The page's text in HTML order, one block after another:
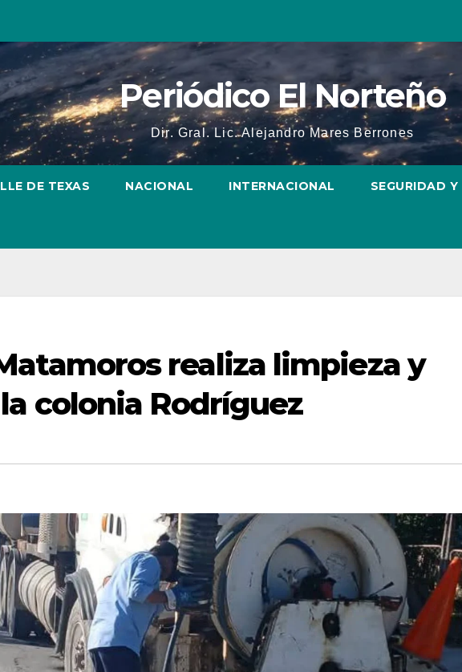
Periódico El Norteño
Dir. Gral. Lic. Alejandro Mares Berrones
DE TEXAS NACIONAL INTERNACIONAL SEGURIDAD
realiza limpieza y
colonia Rodríguez